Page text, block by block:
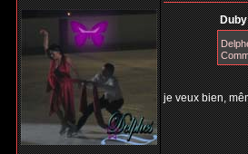
je veux bien,